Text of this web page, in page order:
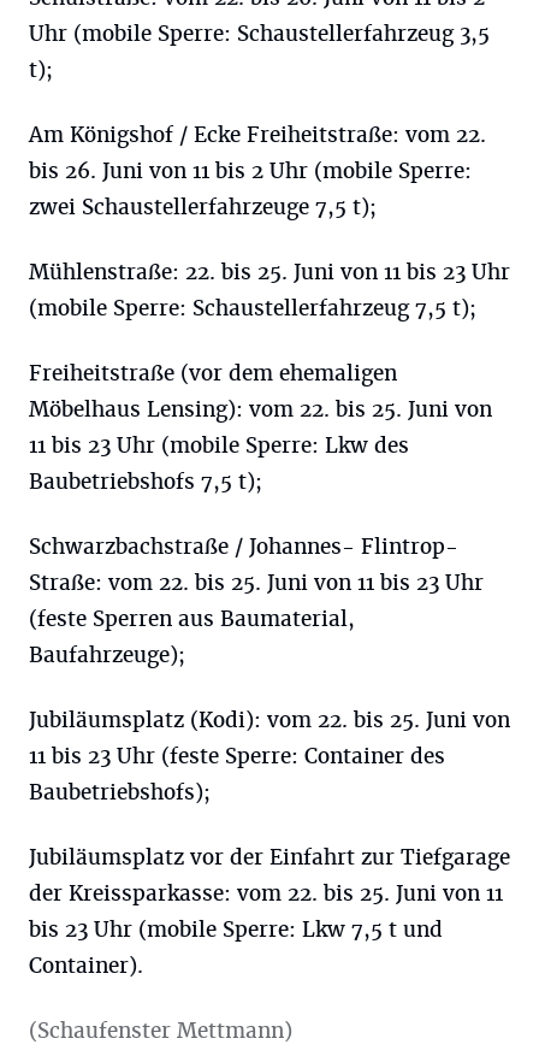
Uhr (mobile Sperre: Schaustellerfahrzeug 3,5
t);
Am Königshof / Ecke Freiheitstraße: vom 22.
bis 26. Juni von 11 bis 2 Uhr (mobile Sperre:
zwei Schaustellerfahrzeuge 7,5 t);
Mühlenstraße: 22. bis 25. Juni von 11 bis 23 Uhr
(mobile Sperre: Schaustellerfahrzeug 7,5 t);
Freiheitstraße (vor dem ehemaligen
Möbelhaus Lensing): vom 22. bis 25. Juni von
11 bis 23 Uhr (mobile Sperre: Lkw des
Baubetriebshofs 7,5 t);
Schwarzbachstraße / Johannes- Flintrop-
Straße: vom 22. bis 25. Juni von 11 bis 23 Uhr
(feste Sperren aus Baumaterial,
Baufahrzeuge);
Jubiläumsplatz (Kodi): vom 22. bis 25. Juni von
11 bis 23 Uhr (feste Sperre: Container des
Baubetriebshofs);
Jubiläumsplatz vor der Einfahrt zur Tiefgarage
der Kreissparkasse: vom 22. bis 25. Juni von 11
bis 23 Uhr (mobile Sperre: Lkw 7,5 t und
Container).
(Schaufenster Mettmann)